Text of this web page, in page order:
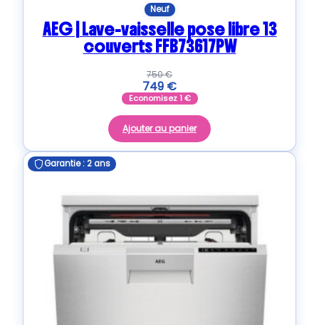
Neuf
AEG | Lave-vaisselle pose libre 13
couverts FFB73617PW
750€
749 €
Economisez1€
Ajouter au panier
Garantie : 2 ans